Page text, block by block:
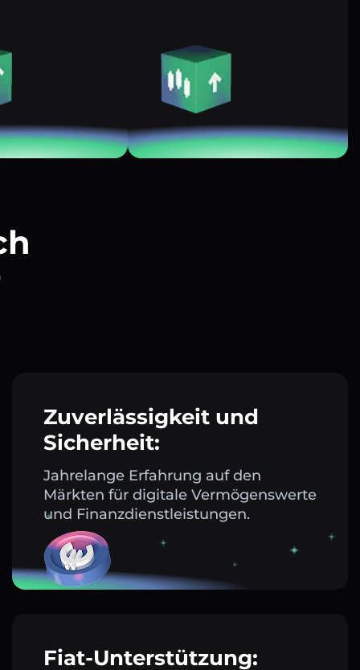
Zuverlässigkeit und
Sicherheit:
Jahrelange Erfahrung auf den
Märkten für digitale Vermögenswerte
und Finanzdienstleistungen.
Fiat-Unterstützung: